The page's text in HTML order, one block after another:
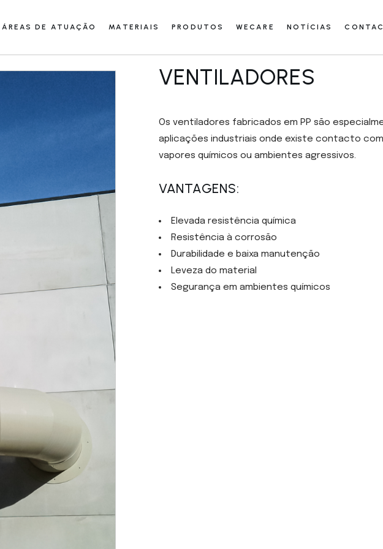
ÁREAS DE ATUAÇÃO MATERIAIS PRODUTOS WECARE NOTÍCIAS
VENTILADORES
Os ventiladores fabricados em PP são
aplicações industriais onde existe contacto
vapores químicos ou ambientes agressivos.
VANTAGENS:
Elevada resistência química
Resistência à corrosão
Durabilidade e baixa manutenção
Leveza do material
Segurança em ambientes químicos